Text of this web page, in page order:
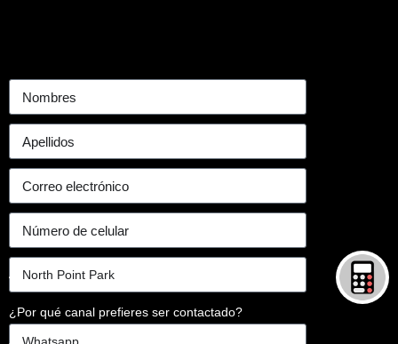
¿Por qué canal prefieres ser contactado?